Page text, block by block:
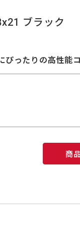
ブラック
ったりの高性能
商